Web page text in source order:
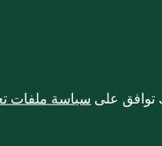
توافق على سياسة ملفات